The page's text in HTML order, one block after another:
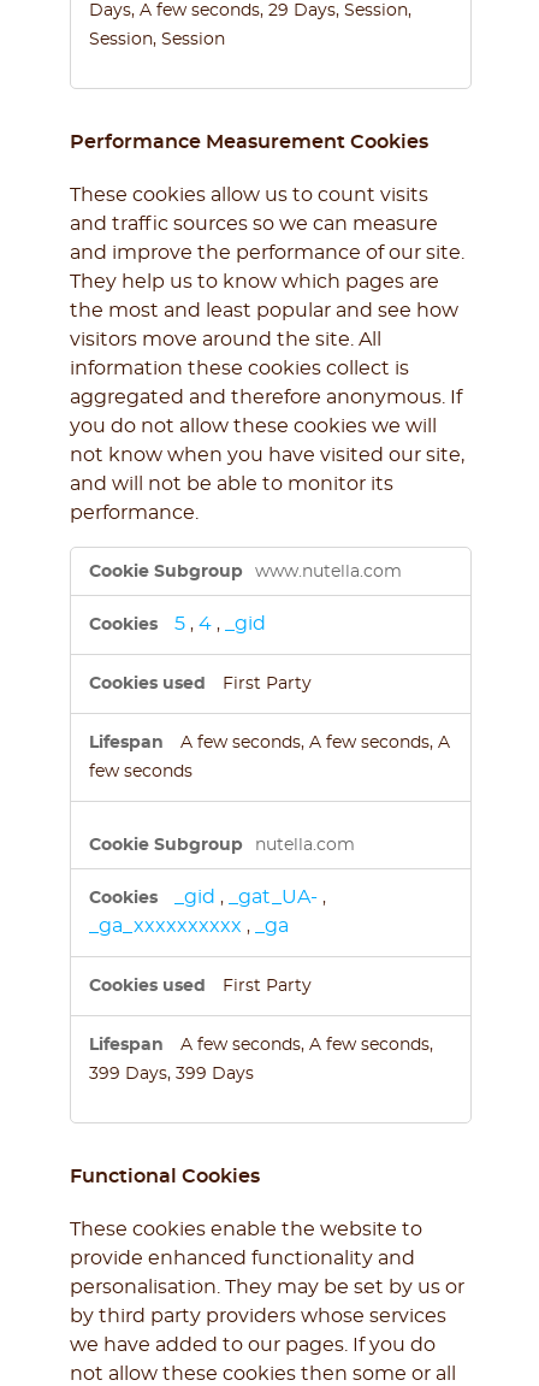
Days, A few seconds, 29 Days, Session,
Session, Session
Performance Measurement Cookies
These cookies allow us to count visits
and traffic sources so we can measure
and improve the performance of our site.
They help us to know which pages are
the most and least popular and see how
visitors move around the site. All
information these cookies collect is
aggregated and therefore anonymous. If
you do not allow these cookies we will
not know when you have visited our site,
and will not be able to monitor its
performance.
Performance
Measurement
Cookies
www.nutella.com
5,4, _gid
First Party
A few seconds, A few seconds, A
few seconds
nutella.com
_gid, _gat_UA-,
_ga_xxxxxxxxxx, _ga
First Party
A few seconds, A few seconds,
399 Days, 399 Days
Functional Cookies
These cookies enable the website to
provide enhanced functionality and
personalisation. They may be set by us or
by third party providers whose services
we have added to our pages. If you do
not allow these cookies then some or all